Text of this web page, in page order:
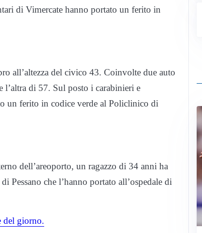
di Vimercate hanno portato un ferito in
all’altezza del civico 43. Coinvolte due auto
l’altra di 57. Sul posto i carabinieri e
un ferito in codice verde al Policlinico di
dell’areoporto, un ragazzo di 34 anni ha
Pessano che l’hanno portato all’ospedale di
del giorno.